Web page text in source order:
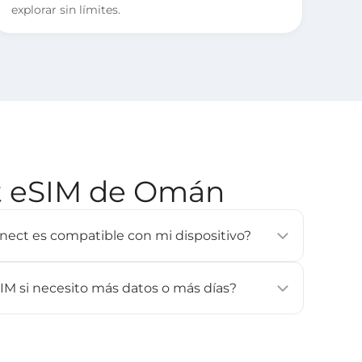
explorar sin límites.
de Omán
es compatible con mi dispositivo?
XS o posterior, Google Pixel 3 o posterior,
Consulta nuestra página de [
si necesito más datos o más días?